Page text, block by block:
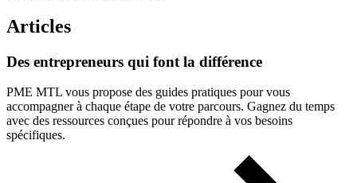
Articles
Des entrepreneurs qui font la différence
PME MTL vous propose des guides pratiques pour vous
accompagner à chaque étape de votre parcours. Gagnez du temps
avec des ressources conçues pour répondre à vos besoins
spécifiques.